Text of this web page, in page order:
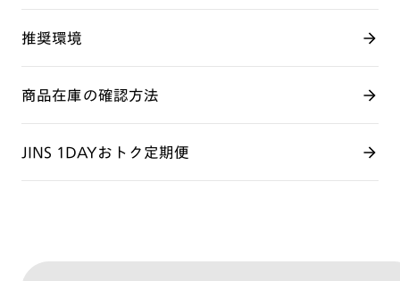
推奨環境
商品在庫の確認方法
JINS 1DAYおトク定期便